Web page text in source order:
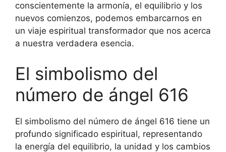
conscientemente la armonía, el equilibrio y los
nuevos comienzos, podemos embarcarnos en
un viaje espiritual transformador que nos acerca
a nuestra verdadera esencia.
El simbolismo del
número de ángel 616
El simbolismo del número de ángel 616 tiene un
profundo significado espiritual, representando
la energía del equilibrio, la unidad y los cambios